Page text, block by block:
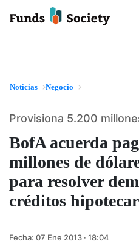
Noticias Negocio
BofA acuerda
millones de
para resolver
créditos
Provisiona 5.200
Fecha: 07 Ene 2013 · 18:04